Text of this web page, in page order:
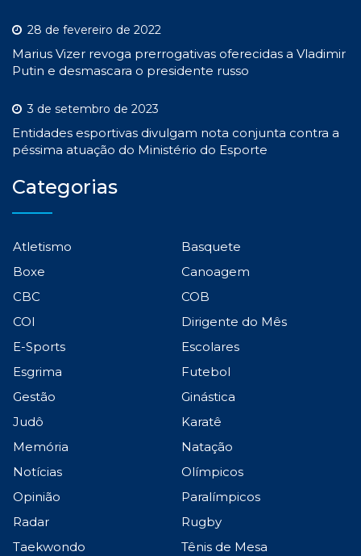
28 de fevereiro de 2022
Marius Vizer revoga prerrogativas oferecidas a Vladimir
Putin e desmascara o presidente russo
3 de setembro de 2023
Entidades esportivas divulgam nota conjunta contra a
péssima atuação do Ministério do Esporte
Categorias
Atletismo
Basquete
Boxe
Canoagem
CBC
COB
COI
Dirigente do Mês
E-Sports
Escolares
Esgrima
Futebol
Gestão
Ginástica
Judô
Karatê
Memória
Natação
Notícias
Olímpicos
Opinião
Paralímpicos
Radar
Rugby
Taekwondo
Tênis de Mesa